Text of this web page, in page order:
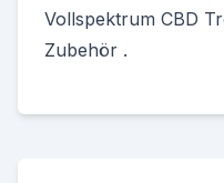
Vollspektrum CBD
Zubehör .